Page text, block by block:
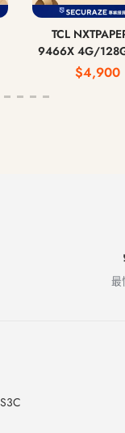
TCL
9466X 4G/
版
$4,900
最